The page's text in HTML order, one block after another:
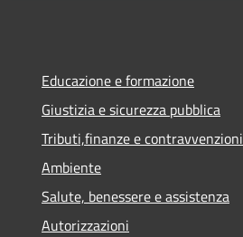
Educazione e formazione
Giustizia e sicurezza pubblica
Tributi,finanze e contravvenzioni
Ambiente
Salute, benessere e assistenza
Autorizzazioni